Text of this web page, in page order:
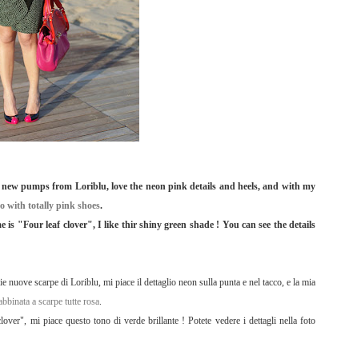
pumps from Loriblu, love the neon pink details and heels, and with my
with totally pink shoes.
is "Four leaf clover", I like thir shiny green shade ! You can see the details
nuove scarpe di Loriblu, mi piace il dettaglio neon sulla punta e nel tacco, e la mia
a scarpe tutte rosa.
mi piace questo tono di verde brillante ! Potete vedere i dettagli nella foto